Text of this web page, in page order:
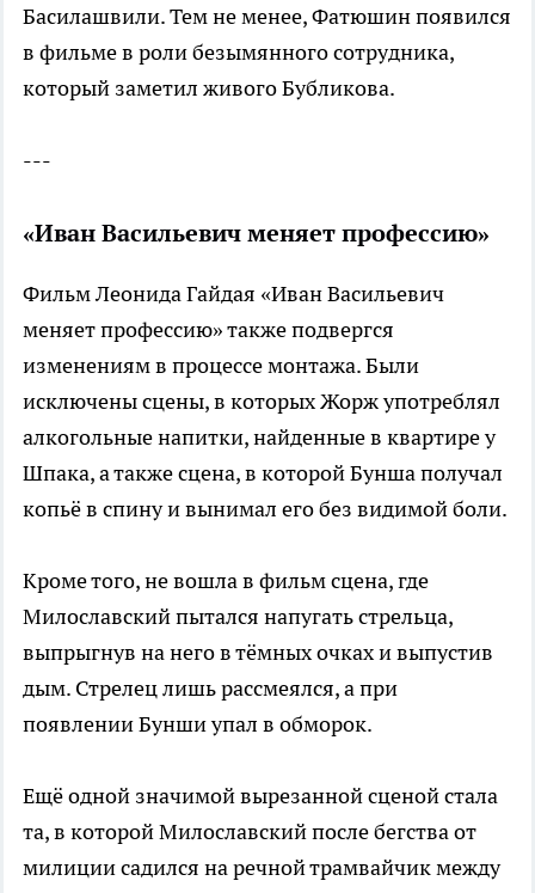
Басилашвили. Тем не менее, Фатюшин появился
в фильме в роли безымянного сотрудника,
который заметил живого Бубликова.
---
«Иван Васильевич меняет профессию»
Фильм Леонида Гайдая «Иван Васильевич
меняет профессию» также подвергся
изменениям в процессе монтажа. Были
исключены сцены, в которых Жорж употреблял
алкогольные напитки, найденные в квартире у
Шпака, а также сцена, в которой Бунша получал
копьё в спину и вынимал его без видимой боли.
Кроме того, не вошла в фильм сцена, где
Милославский пытался напугать стрельца,
выпрыгнув на него в тёмных очках и выпустив
дым. Стрелец лишь рассмеялся, а при
появлении Бунши упал в обморок.
Ещё одной значимой вырезанной сценой стала
та, в которой Милославский после бегства от
милиции садился на речной трамвайчик между